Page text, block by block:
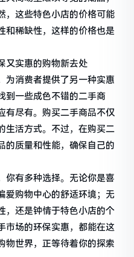
，这些特色小店的价格可能
和稀缺性，这样的价格也是
实惠的购物新去处
为消费者提供了另一种实惠
到一些成色不错的二手商
有尽有。购买二手商品不仅
生活方式。不过，在购买二
的质量和性能，确保自己的
你有多种选择。无论你是喜
爱购物中心的舒适环境；无
，还是钟情于特色小店的个
市场的环保实惠，都能在这
物世界，正等待着你的探索